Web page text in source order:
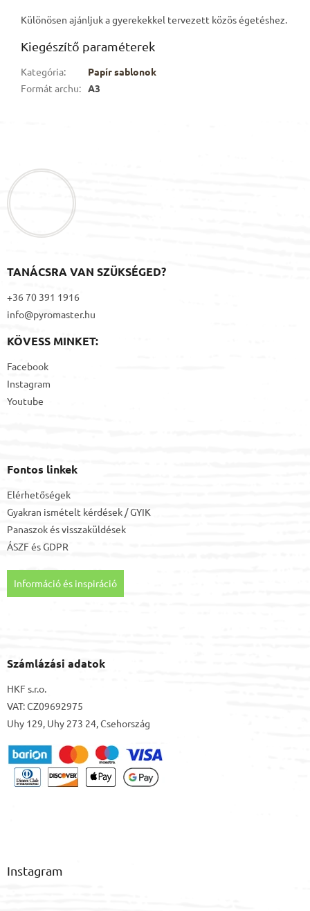
Különösen ajánljuk a gyerekekkel tervezett közös égetéshez.
Kiegészítő paraméterek
Kategória:
Papír sablonok
Formát archu: A3
TANÁCSRA VAN SZÜKSÉGED?
+36 70 391 1916
info@pyromaster.hu
KÖVESS MINKET:
Facebook
Instagram
Youtube
Fontos linkek
Elérhetőségek
Gyakran ismételt kérdések / GYIK
Panaszok és visszaküldések
ÁSZF ésGDPR
Információ és inspiráció
Számlázási adatok
HKF s.r.o.
VAT: CZ09692975
Uhy 129, Uhy 273 24, Csehország
Instagram